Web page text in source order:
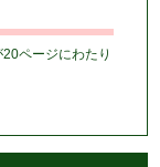
ページにわたり